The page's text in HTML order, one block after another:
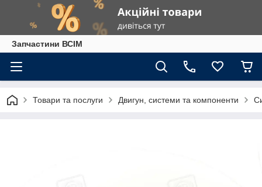
Запчастини ВСІМ
Товари та послуги Двигун, системи та компоненти